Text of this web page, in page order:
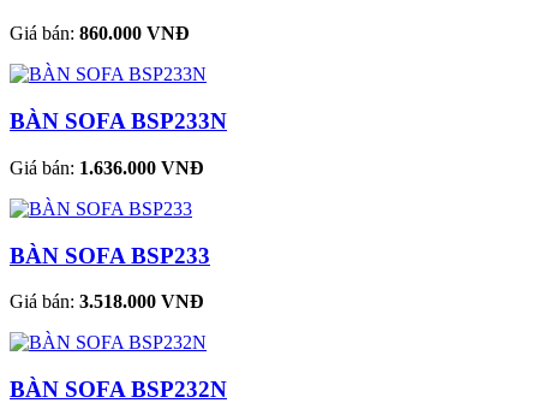
Giá bán: 860.000 VNĐ
BÀN SOFA BSP233N
Giá bán: 1.636.000 VNĐ
BÀN SOFA BSP233
Giá bán: 3.518.000 VNĐ
BÀN SOFA BSP232N